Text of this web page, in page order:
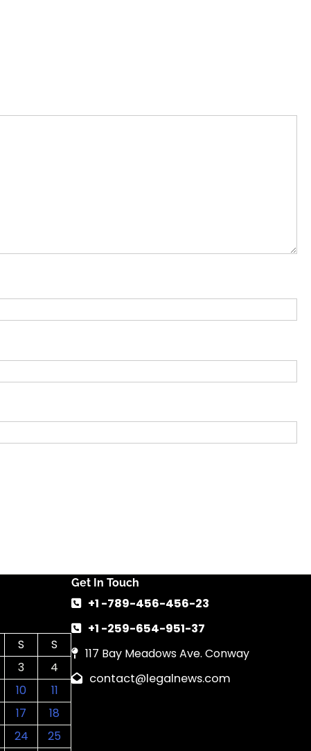
S
S
3
4
10
11
17
18
24 25
Get In Touch
+1 -789-456-456-23
+1 -259-654-951-37
117 Bay Meadows Ave. Conway
contact@legalnews.com